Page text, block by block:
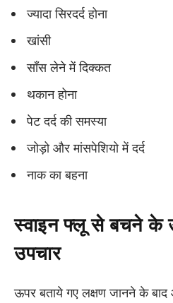
ज्यादा सिरदर्द होना
खांसी
साँस लेने में दिक्कत
थकान होना
पेट दर्द की समस्या
जोड़ो और मांसपेशियो में दर्द
नाक का बहना
स्वाइन फ्लू से बचने के
उपचार
ऊपर बताये गए लक्षण जानने के बाद